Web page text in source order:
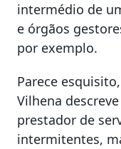
intermédio de
e órgãos
por exemplo.
Parece
Vilhena
prestador de
intermitentes,